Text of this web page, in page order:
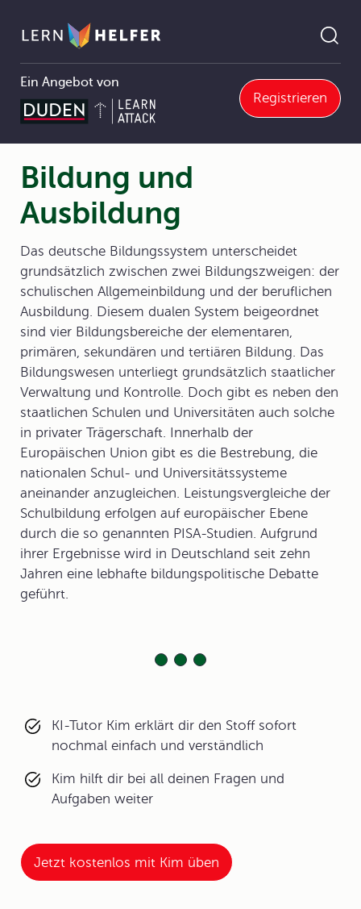
Ein Angebot von
Registrieren
Pfadnavigation
4 Gesellschaft im Wandel 4.2 Gesellschaftsstrukturen und Sozialisation 4.2.3 Sozialisation Bildung und Ausbildung
Bildung und
Ausbildung
Das deutsche Bildungssystem unterscheidet
grundsätzlich zwischen zwei Bildungszweigen: der
schulischen Allgemeinbildung und der beruflichen
Ausbildung. Diesem dualen System beigeordnet
sind vier Bildungsbereiche der elementaren,
primären, sekundären und tertiären Bildung. Das
Bildungswesen unterliegt grundsätzlich staatlicher
Verwaltung und Kontrolle. Doch gibt es neben den
staatlichen Schulen und Universitäten auch solche
in privater Trägerschaft. Innerhalb der
Europäischen Union gibt es die Bestrebung, die
nationalen Schul- und Universitätssysteme
aneinander anzugleichen. Leistungsvergleiche der
Schulbildung erfolgen auf europäischer Ebene
durch die so genannten PISA-Studien. Aufgrund
ihrer Ergebnisse wird in Deutschland seit zehn
Jahren eine lebhafte bildungspolitische Debatte
geführt.
KI-Tutor Kim erklärt dir den Stoff sofort
nochmal einfach und verständlich
Kim hilft dir bei all deinen Fragen und
Aufgaben weiter
Jetzt kostenlos mit Kim üben